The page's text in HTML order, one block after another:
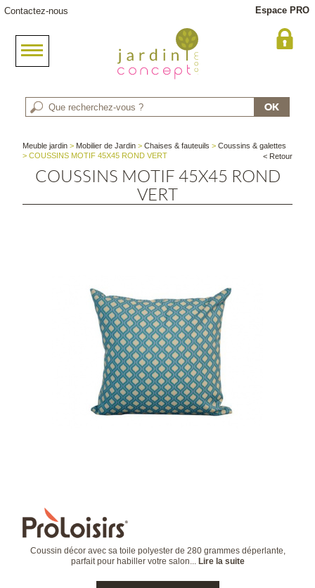
Contactez-nous Espace PRO
Meuble jardin > Mobilier de Jardin >Chaises & fauteuils >Coussins & galettes
> COUSSINS MOTIF 45X45 ROND VERT
< Retour
COUSSINS MOTIF 45X45 ROND
VERT
Coussin décor avec sa toile polyester de 280 grammes déperlante,
parfait pour habiller votre salon... Lire la suite